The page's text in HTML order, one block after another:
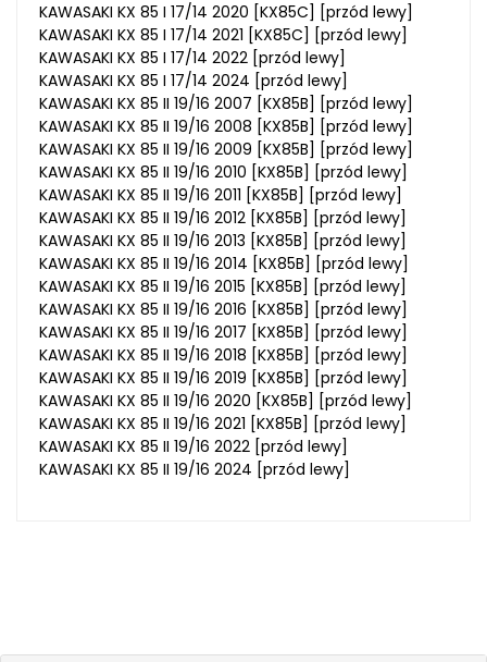
KAWASAKI KX 85 I 17/14 2020 [KX85C] [przód lewy]
KAWASAKI KX 85 I 17/14 2021 [KX85C] [przód lewy]
KAWASAKI KX 85 I 17/14 2022 [przód lewy]
KAWASAKI KX 85 I 17/14 2024 [przód lewy]
KAWASAKI KX 85 II 19/16 2007 [KX85B] [przód lewy]
KAWASAKI KX 85 II 19/16 2008 [KX85B] [przód lewy]
KAWASAKI KX 85 II 19/16 2009 [KX85B] [przód lewy]
KAWASAKI KX 85 II 19/16 2010 [KX85B] [przód lewy]
KAWASAKI KX 85 II 19/16 2011 [KX85B] [przód lewy]
KAWASAKI KX 85 II 19/16 2012 [KX85B] [przód lewy]
KAWASAKI KX 85 II 19/16 2013 [KX85B] [przód lewy]
KAWASAKI KX 85 II 19/16 2014 [KX85B] [przód lewy]
KAWASAKI KX 85 II 19/16 2015 [KX85B] [przód lewy]
KAWASAKI KX 85 II 19/16 2016 [KX85B] [przód lewy]
KAWASAKI KX 85 II 19/16 2017 [KX85B] [przód lewy]
KAWASAKI KX 85 II 19/16 2018 [KX85B] [przód lewy]
KAWASAKI KX 85 II 19/16 2019 [KX85B] [przód lewy]
KAWASAKI KX 85 II 19/16 2020 [KX85B] [przód lewy]
KAWASAKI KX 85 II 19/16 2021 [KX85B] [przód lewy]
KAWASAKI KX 85 II 19/16 2022 [przód lewy]
KAWASAKI KX 85 II 19/16 2024 [przód lewy]